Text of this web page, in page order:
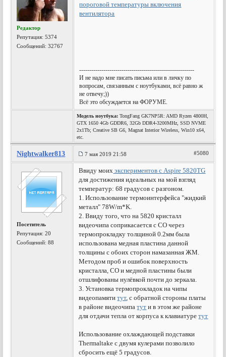
Редактор
Репутация:5374
Сообщений: 32767
пороговой температуры включения
вентилятора
---------------------------------------------------------
И не надо мне писать письма или в личку по
вопросам, связанным с ноутбуками, всё равно ж
не отвечу;))
Всё это обсуждается на ФОРУМЕ.
Модель ноутбука: TongFang GK7NP5R: AMD Ryzen 4800H,
GTX 1650 4Gb GDDR6, 32Gb DDR4-3200MHz, SSD NVME
2x1Tb; Creative SB G6, Magnat Interior Wireless, Win10 x64,
etc.
Nightwalker813 7 мая 2019 21:58 #5080
Посетитель
Репутация:20
Сообщений: 88
Ввиду моих экспериментов с Aspire 5820TG
для достижения идеальных на мой взгляд
температур: 68 градусов с разгоном.
1. Использование термоинтерфейса "жидкий
металл" 78W/m*K.
2. Ввиду того, что на 5820 кристалл
видеочипа соприкасается с СО через
термопрокладку толщиной 0.2мм была
использована медная пластина данной
толщины с обоих сторон намазанная ЖМ.
Методом проб и ошибок поверхность
кристалла, СО и медной пластины были
отшлифованы нулёвкой почти до зеркала.
3. Установка термопрокладок на чипы
видеопамятитут, с обратной стороны платы
в районе видеочипатут и в этом же районе
для отдачи тепла от корпуса к клавиатуретут
Использование охлаждающей подставки
Thermaltake c двумя кулерами позволило
сбросить ещё 5 градусов.